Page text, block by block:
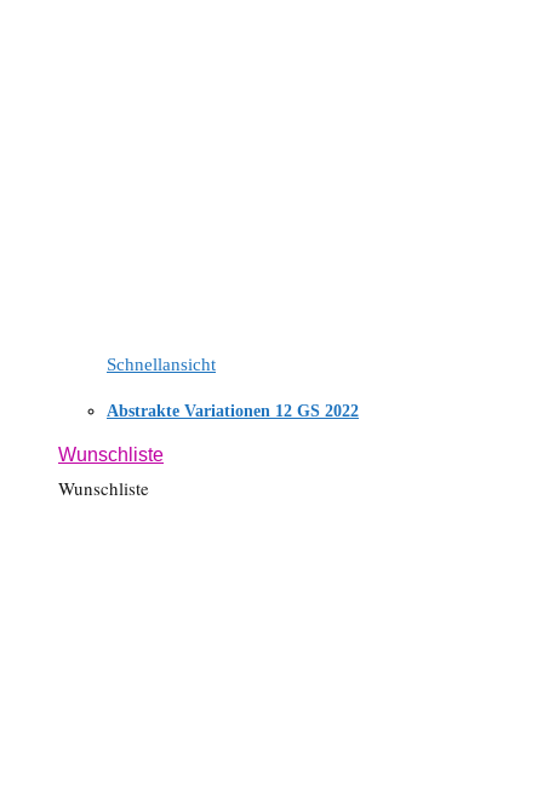
Schnellansicht
Abstrakte Variationen 12 GS 2022
Wunschliste
Wunschliste